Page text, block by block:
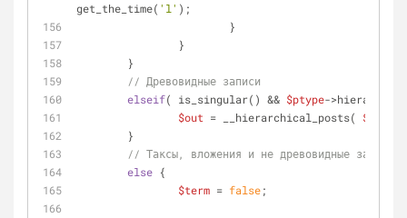
get_the_time( 'l' );
			}
		}
	}
// Древовидные записи
elseif( is_singular() && $ptype-
$out = __hierarchical_posts( $args
	}
// Таксы, вложения и не древовидные записи
else {
$term = false;